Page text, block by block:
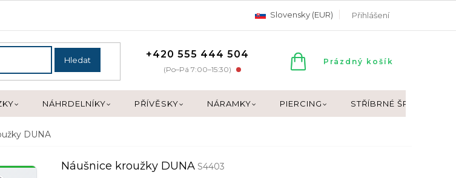
Slovensky (EUR) Přihlášení
Hledat +420 555 444 504
(Po–Pá 7:00–15:30)
NÁKUPNÍ
Prázdný košík
NÁHRDELNÍKY PŘÍVĚSKY NÁRAMKY PIERCING STŘÍBRNÉ ŠPERKY
DUNA
Náušnice kroužky DUNA S4403